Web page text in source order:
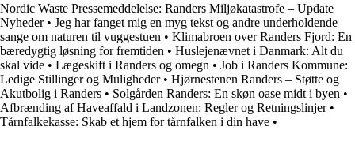
Nordic Waste Pressemeddelelse: Randers Miljøkatastrofe – Update
Nyheder• Jeg har fanget mig en myg tekst og andre underholdende
sange om naturen til vuggestuen • Klimabroen over Randers Fjord: En
bæredygtig løsning for fremtiden • Huslejenævnet i Danmark: Alt du
skal vide • Lægeskift i Randers og omegn • Job i Randers Kommune:
Ledige Stillinger og Muligheder• Hjørnestenen Randers – Støtte og
Akutbolig i Randers • Solgården Randers: En skøn oase midt i byen •
Afbrænding af Haveaffald i Landzonen: Regler og Retningslinjer•
Tårnfalkekasse: Skab et hjem for tårnfalken i din have •